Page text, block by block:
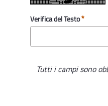
Verifica del Testo
Tutti i campi sono